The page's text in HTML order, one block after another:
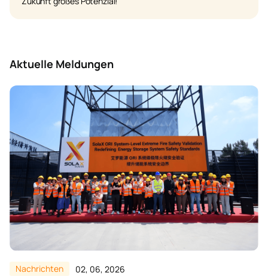
Aktuelle Meldungen
Nachrichten
10, 02, 2026